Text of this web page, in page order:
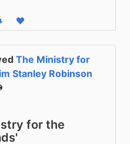
status
Like status
The Ministry for
Stanley Robinson
for the